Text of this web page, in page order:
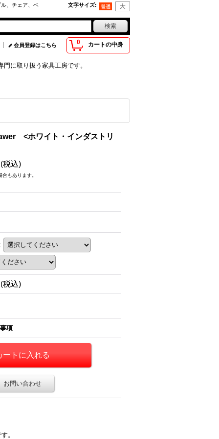
、チェア、ベ 文字サイズ:
0 カートの中身
会員登録はこちら
に取り扱う家具工房です。
<ホワイト・インダストリ
(税込)
もあります。
(税込)
項
お問い合わせ
。